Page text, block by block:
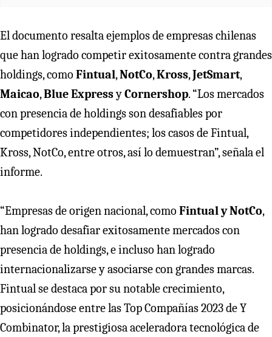
El documento resalta ejemplos de empresas chilenas
que han logrado competir exitosamente contra grandes
holdings, como Fintual,NotCo,Kross,JetSmart,
Maicao,Blue ExpressyCornershop. “Los mercados
con presencia de holdings son desafiables por
competidores independientes; los casos de Fintual,
Kross, NotCo, entre otros, así lo demuestran”, señala el
informe.
“Empresas de origen nacional, como Fintual y NotCo,
han logrado desafiar exitosamente mercados con
presencia de holdings, e incluso han logrado
internacionalizarse y asociarse con grandes marcas.
Fintual se destaca por su notable crecimiento,
posicionándose entre las Top Compañías 2023 de Y
Combinator, la prestigiosa aceleradora tecnológica de